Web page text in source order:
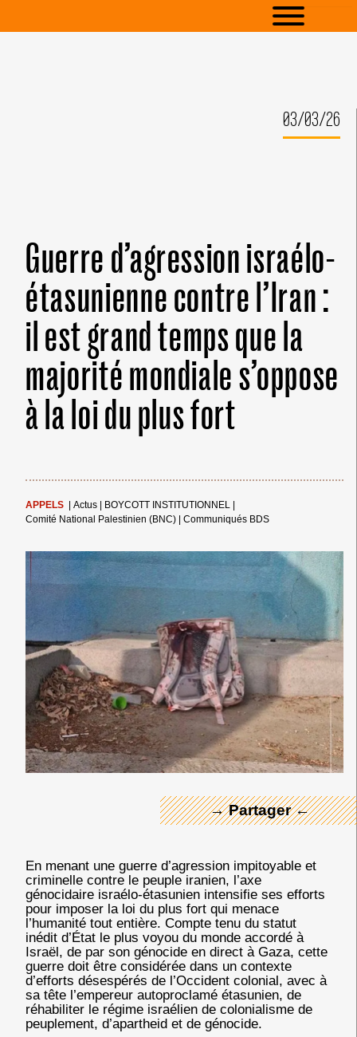
03/03/26
Guerre d’agression israélo-
étasunienne contre l’Iran :
il est grand temps que la
majorité mondiale s’oppose
à la loi du plus fort
APPELS Actus BOYCOTT INSTITUTIONNEL
Comité National Palestinien (BNC)
Communiqués BDS
→ Partager ←
← Merci ! →
En menant une guerre d’agression impitoyable et
criminelle contre le peuple iranien, l’axe
génocidaire israélo-étasunien intensifie ses efforts
pour imposer la loi du plus fort qui menace
l’humanité tout entière. Compte tenu du statut
inédit d’État le plus voyou du monde accordé à
Israël, de par son génocide en direct à Gaza, cette
guerre doit être considérée dans un contexte
d’efforts désespérés de l’Occident colonial, avec à
sa tête l’empereur autoproclamé étasunien, de
réhabiliter le régime israélien de colonialisme de
peuplement, d’apartheid et de génocide.